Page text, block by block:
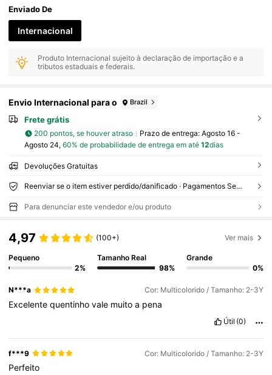
Enviado De
Internacional
Produto Internacional sujeito à declaração de importação e a
tributos estaduais e federais.
Envio Internacional para o Brazil
Frete grátis
200 pontos, se houver atraso Prazo de entrega: Agosto 16 -
Agosto 24, 60% de probabilidade de entrega em até 12dias
Devoluções Gratuitas
Reenviar se o item estiver perdido/danificado · Pagamentos Seguros · Proteção de privacidade
Para denunciar este vendedor e/ou produto
4,97 (100+) Ver mais
Pequeno
2%
Tamanho Real
98%
Grande
0%
N***a Cor: Multicolorido / Tamanho: 2-3Y
Excelentequentinhovale muitoa pena
Útil (0)
f***9 Cor: Multicolorido / Tamanho: 2-3Y
Perfeito